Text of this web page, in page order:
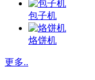
包子机
烙饼机
更多..